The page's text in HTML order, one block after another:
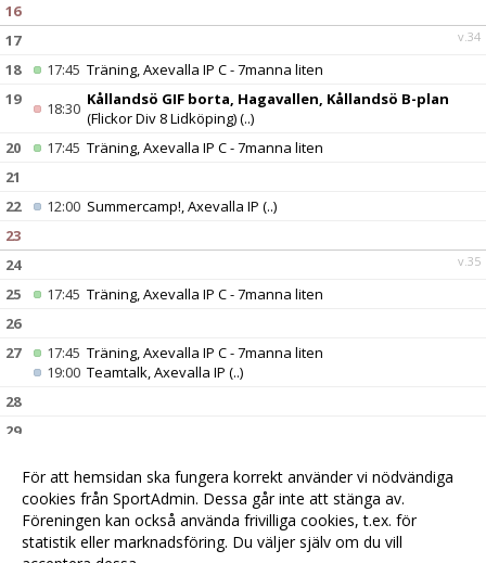
16
v.34
17
18
17:45 Träning, Axevalla IP C - 7manna liten
19
18:30 Kållandsö GIF borta, Hagavallen, Kållandsö B-plan
(Flickor Div 8 Lidköping)(..)
20
17:45 Träning, Axevalla IP C - 7manna liten
21
22
12:00 Summercamp!, Axevalla IP (..)
23
v.35
24
25
17:45 Träning, Axevalla IP C - 7manna liten
26
27
17:45 Träning, Axevalla IP C - 7manna liten
19:00 Teamtalk, Axevalla IP (..)
28
29
10:00(Flickor Div 8 Lidköping)(..)
För att hemsidan ska fungera korrekt använder vi nödvändiga
cookies från SportAdmin. Dessa går inte att stänga av.
Föreningen kan också använda frivilliga cookies, t.ex. för
statistik eller marknadsföring. Du väljer själv om du vill